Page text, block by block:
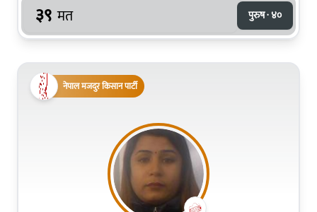
३९ मत पुरुष · ४०
नेपाल मजदुर किसान पार्टी